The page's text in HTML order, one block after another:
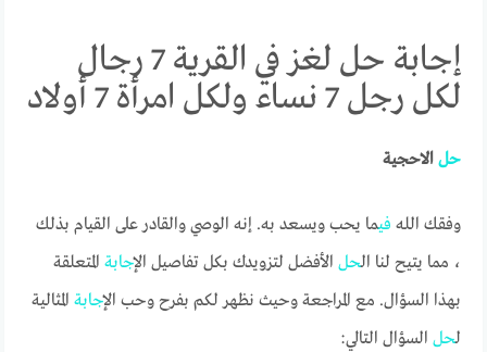
إجابة حل لغز في القرية 7 رجال
لكل رجل 7 نساء ولكل امرأة 7 أولاد
حل الاحجية
وفقك الله فيما يحب ويسعد به. إنه الوصي والقادر على القيام بذلك
، مما يتيح لنا الحل الأفضل لتزويدك بكل تفاصيل الإجابة المتعلقة
بهذا السؤال. مع المراجعة وحيث نظهر لكم بفرح وحب الإجابة المثالية
لحل السؤال التالي: